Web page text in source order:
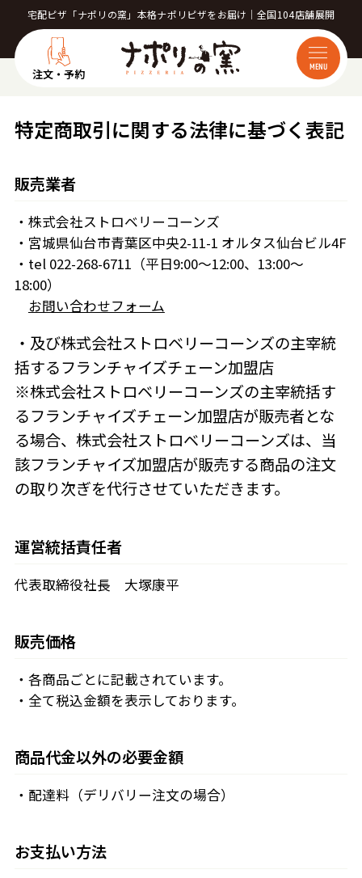
宅配ピザ「ナポリの窯」本格ナポリピザをお届け｜全国104店舗展開
注文・予約 MENU
特定商取引に関する法律に基づく表記
販売業者
・株式会社ストロベリーコーンズ
・宮城県仙台市青葉区中央2-11-1 オルタス仙台ビル4F
・tel 022-268-6711（平日9:00～12:00、13:00～
18:00）
お問い合わせフォーム
・及び株式会社ストロベリーコーンズの主宰統
括するフランチャイズチェーン加盟店
※株式会社ストロベリーコーンズの主宰統括す
るフランチャイズチェーン加盟店が販売者とな
る場合、株式会社ストロベリーコーンズは、当
該フランチャイズ加盟店が販売する商品の注文
の取り次ぎを代行させていただきます。
運営統括責任者
代表取締役社長 大塚康平
販売価格
・各商品ごとに記載されています。
・全て税込金額を表示しております。
商品代金以外の必要金額
・配達料（デリバリー注文の場合）
お支払い方法